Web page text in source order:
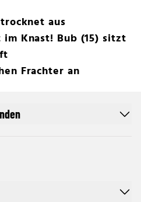
aus
Knast! Bub (15) sitzt
Frachter an